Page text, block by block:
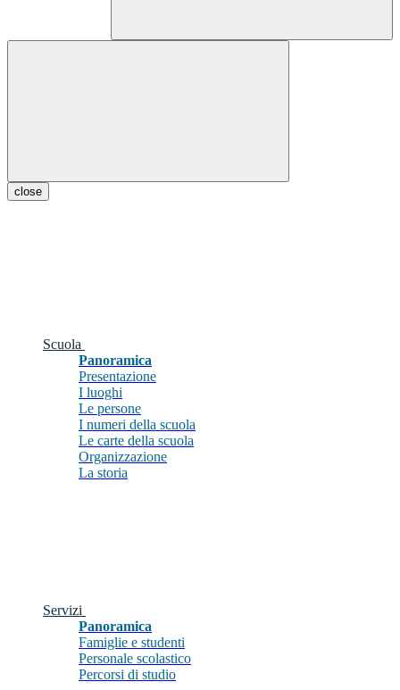
close
Scuola
Panoramica
Presentazione
I luoghi
Le persone
I numeri della scuola
Le carte della scuola
Organizzazione
La storia
Servizi
Panoramica
Famiglie e studenti
Personale scolastico
Percorsi di studio